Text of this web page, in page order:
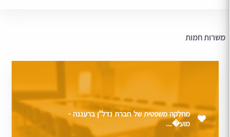
משרות חמות
מחלקה משפטית של חברת נדל"ן ברעננה -
מוע�...